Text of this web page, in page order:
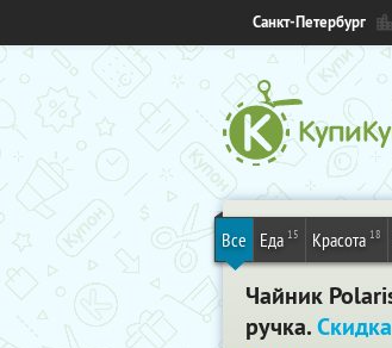
Санкт-Петербург
Все Еда 15 Красота 18
Чайник
ручка.